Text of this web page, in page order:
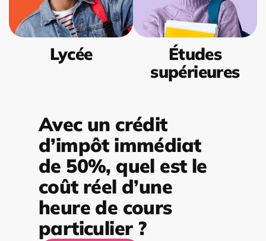
Lycée
Études
supérieures
Avec un crédit
d’impôt immédiat
de 50%, quel est le
coût réel d’une
heure de cours
particulier ?